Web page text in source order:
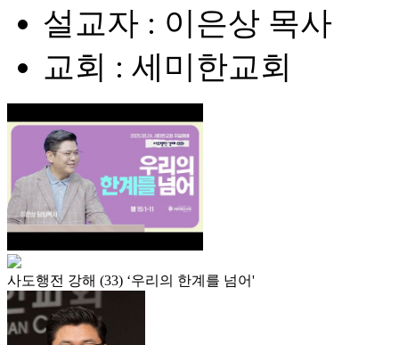
설교자 : 이은상 목사
교회 : 세미한교회
사도행전 강해 (33) ‘우리의 한계를 넘어'